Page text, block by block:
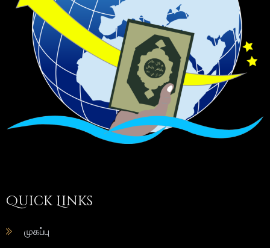
Quick Links
முகப்பு